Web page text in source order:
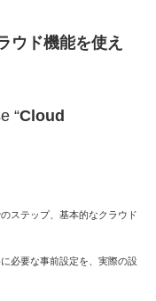
ド機能を使え
Cloud
プ、基本的なクラウド
事前設定を、実際の設